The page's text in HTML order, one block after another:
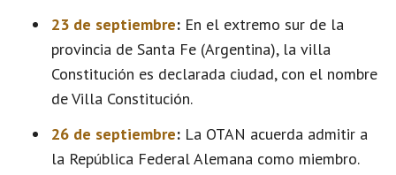
23 de septiembre: En el extremo sur de la
provincia de Santa Fe (Argentina), la villa
Constitución es declarada ciudad, con el nombre
de Villa Constitución.
26 de septiembre: La OTAN acuerda admitir a
la República Federal Alemana como miembro.